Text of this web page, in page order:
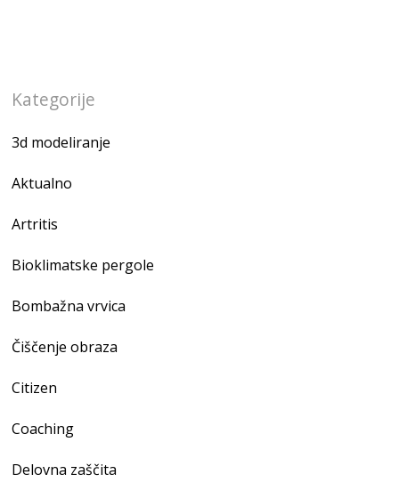
Kategorije
3d modeliranje
Aktualno
Artritis
Bioklimatske pergole
Bombažna vrvica
Čiščenje obraza
Citizen
Coaching
Delovna zaščita